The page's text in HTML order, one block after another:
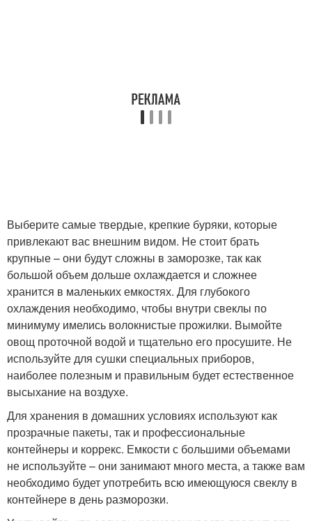
Выберите самые твердые, крепкие буряки, которые
привлекают вас внешним видом. Не стоит брать
крупные – они будут сложны в заморозке, так как
большой объем дольше охлаждается и сложнее
хранится в маленьких емкостях. Для глубокого
охлаждения необходимо, чтобы внутри свеклы по
минимуму имелись волокнистые прожилки. Вымойте
овощ проточной водой и тщательно его просушите. Не
используйте для сушки специальных приборов,
наиболее полезным и правильным будет естественное
высыхание на воздухе.
Для хранения в домашних условиях используют как
прозрачные пакеты, так и профессиональные
контейнеры и коррекс. Емкости с большими объемами
не используйте – они занимают много места, а также вам
необходимо будет употребить всю имеющуюся свеклу в
контейнере в день разморозки.